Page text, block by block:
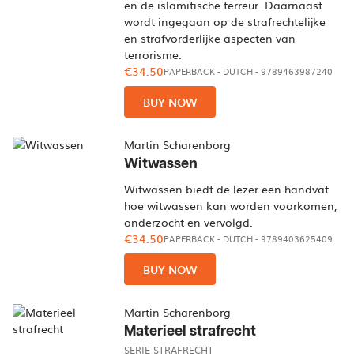
en de islamitische terreur. Daarnaast
wordt ingegaan op de strafrechtelijke
en strafvorderlijke aspecten van
terrorisme.
€34.50PAPERBACK- DUTCH- 9789463987240
BUY NOW
Martin Scharenborg
Witwassen
Witwassen biedt de lezer een handvat
hoe witwassen kan worden voorkomen,
onderzocht en vervolgd.
€34.50PAPERBACK- DUTCH- 9789403625409
BUY NOW
Martin Scharenborg
Materieel strafrecht
SERIE STRAFRECHT